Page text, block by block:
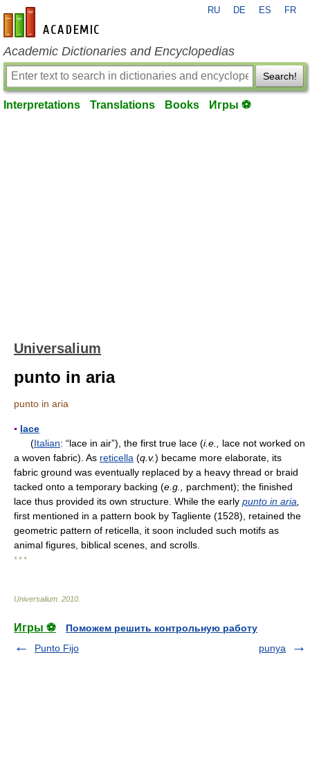
en-academic.com
RU DE ES FR
Academic Dictionaries and Encyclopedias
Search!
Interpretations Translations Books Игры ⚽
Universalium
punto in aria
punto in aria
▪ lace
(Italian: “lace in air”), the first true lace (i.e.,
lace not worked on
a woven fabric). As reticella (q.v.) became more elaborate, its
fabric ground was eventually replaced by a heavy thread or braid
tacked onto a temporary backing (e.g.,
parchment); the finished
lace thus provided its own structure. While the early punto in aria
first mentioned in a pattern book by Tagliente (1528), retained the
geometric pattern of reticella, it soon included such motifs as
animal figures, biblical scenes, and scrolls.
* * *
Universalium 2010
Игры ⚽
Поможем решить контрольную работу
Punto Fijo
punya